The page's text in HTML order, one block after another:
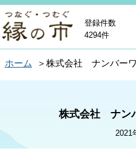
登録件数
4294件
ホーム 株式会社 ナンバー
2021
株式会社 ナン